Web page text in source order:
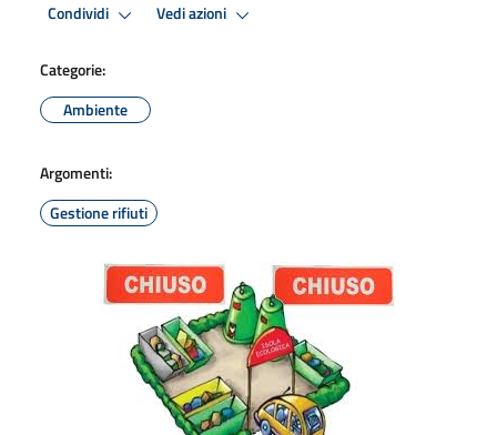
Condividi Vedi azioni
Categorie:
Ambiente
Argomenti:
Gestione rifiuti